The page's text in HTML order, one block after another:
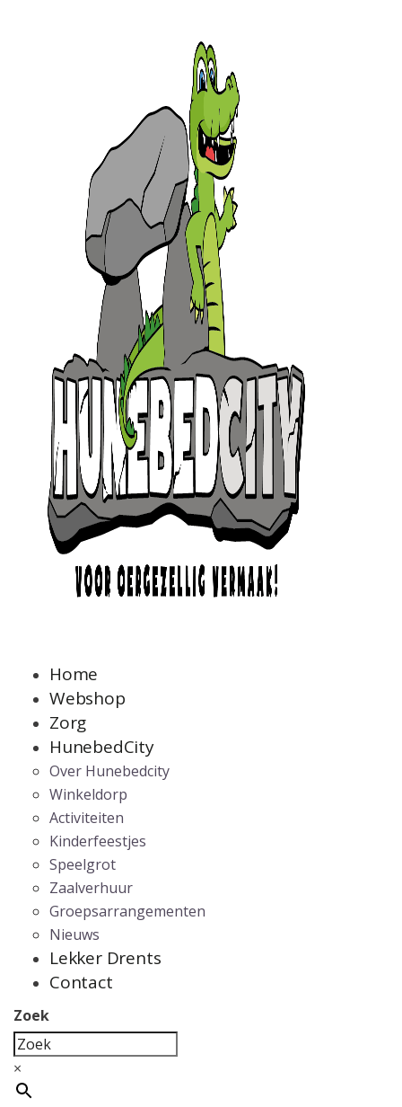
Home
Webshop
Zorg
HunebedCity
Over Hunebedcity
Winkeldorp
Activiteiten
Kinderfeestjes
Speelgrot
Zaalverhuur
Groepsarrangementen
Nieuws
Lekker Drents
Contact
Zoek
×